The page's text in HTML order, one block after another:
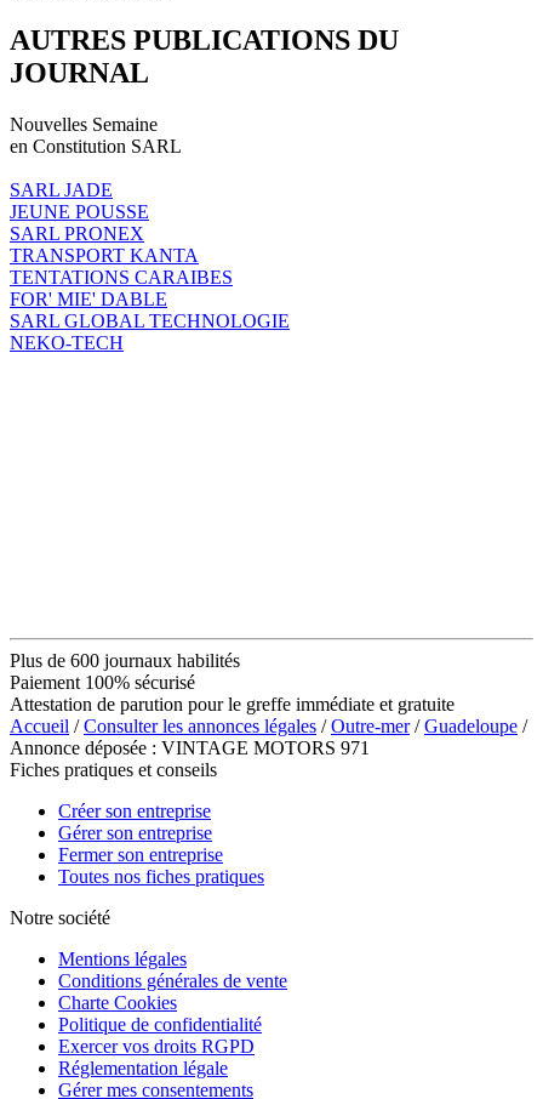
AUTRES PUBLICATIONS DU
JOURNAL
Nouvelles Semaine
en Constitution SARL
SARL JADE
JEUNE POUSSE
SARL PRONEX
TRANSPORT KANTA
TENTATIONS CARAIBES
FOR' MIE' DABLE
SARL GLOBAL TECHNOLOGIE
NEKO-TECH
Plus de 600 journaux habilités
Paiement 100% sécurisé
Attestation de parution pour le greffe immédiate et gratuite
Accueil /Consulter les annonces légales /Outre-mer/Guadeloupe /
Annonce déposée : VINTAGE MOTORS 971
Fiches pratiques et conseils
Créer son entreprise
Gérer son entreprise
Fermer son entreprise
Toutes nos fiches pratiques
Notre société
Mentions légales
Conditions générales de vente
Charte Cookies
Politique de confidentialité
Exercer vos droits RGPD
Réglementation légale
Gérer mes consentements